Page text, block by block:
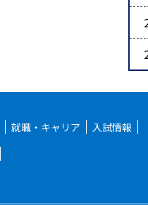
就職・キャリア
入試情報